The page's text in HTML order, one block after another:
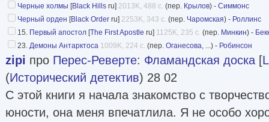
Черные холмы [Black Hills ru] 2013K, 488 с. (пер. Крылов) - Симмонс
Черный орден [Black Order ru] 2253K, 343 с. (пер. Чаромская) - Роллинс
15. Первый апостол [The First Apostle ru] 1125K, 235 с. (пер. Минкин) -
23. Демоны Антарктоса 1009K, 224 с. (пер. Оганесова, ...) - Робинсон
zipi про Перес-Реверте: Фламандская доска [
(Исторический детектив) 28 02
С этой книги я начала знакомство с
юности, она меня впечатлила. Я не особо